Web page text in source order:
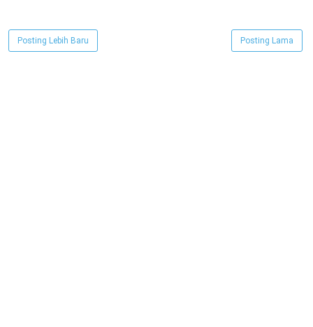
Posting Lebih Baru Posting Lama